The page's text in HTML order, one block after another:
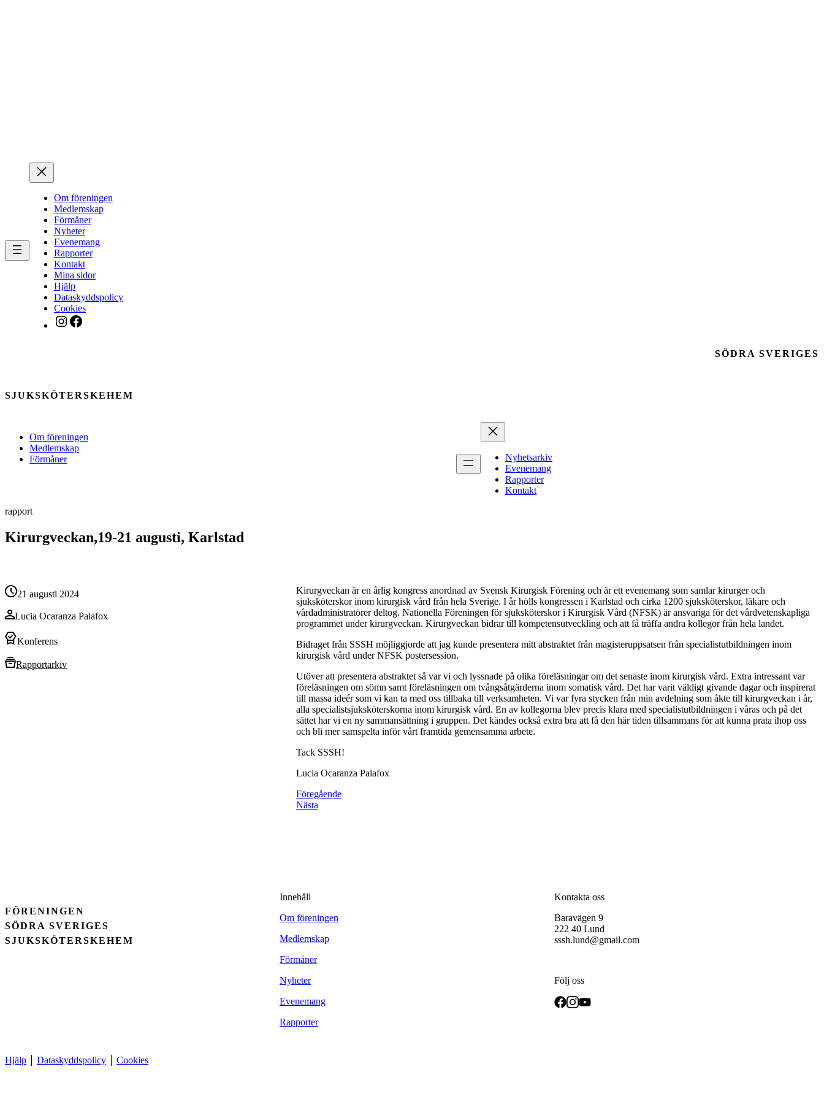
Om föreningen
Medlemskap
Förmåner
Nyheter
Evenemang
Rapporter
Kontakt
Mina sidor
Hjälp
Dataskyddspolicy
Cookies
Instagram
Facebook
SÖDRA SVERIGES
SJUKSKÖTERSKEHEM
Om föreningen
Medlemskap
Förmåner
Nyhetsarkiv
Evenemang
Rapporter
Kontakt
rapport
Kirurgveckan,19-21 augusti, Karlstad
21 augusti 2024
Lucia Ocaranza Palafox
Konferens
Rapportarkiv
Kirurgveckan är en årlig kongress anordnad av Svensk Kirurgisk Förening och är ett evenemang som samlar kirurger och
sjuksköterskor inom kirurgisk vård från hela Sverige. I år hölls kongressen i Karlstad och cirka 1200 sjuksköterskor, läkare och
vårdadministratörer deltog. Nationella Föreningen för sjuksköterskor i Kirurgisk Vård (NFSK) är ansvariga för det vårdvetenskapliga
programmet under kirurgveckan. Kirurgveckan bidrar till kompetensutveckling och att få träffa andra kollegor från hela landet.
Bidraget från SSSH möjliggjorde att jag kunde presentera mitt abstraktet från magisteruppsatsen från specialistutbildningen inom
kirurgisk vård under NFSK postersession.
Utöver att presentera abstraktet så var vi och lyssnade på olika föreläsningar om det senaste inom kirurgisk vård. Extra intressant var
föreläsningen om sömn samt föreläsningen om tvångsåtgärderna inom somatisk vård. Det har varit väldigt givande dagar och inspirerat
till massa ideér som vi kan ta med oss tillbaka till verksamheten. Vi var fyra stycken från min avdelning som åkte till kirurgveckan i år,
alla specialistsjuksköterskorna inom kirurgisk vård. En av kollegorna blev precis klara med specialistutbildningen i våras och på det
sättet har vi en ny sammansättning i gruppen. Det kändes också extra bra att få den här tiden tillsammans för att kunna prata ihop oss
och bli mer samspelta inför vårt framtida gemensamma arbete.
Tack SSSH!
Lucia Ocaranza Palafox
Föregående
Nästa
FÖRENINGEN
SÖDRA SVERIGES
SJUKSKÖTERSKEHEM
Innehåll
Om föreningen
Medlemskap
Förmåner
Nyheter
Evenemang
Rapporter
Kontakta oss
Baravägen 9
222 40 Lund
sssh.lund@gmail.com
Följ oss
Hjälp Dataskyddspolicy Cookies